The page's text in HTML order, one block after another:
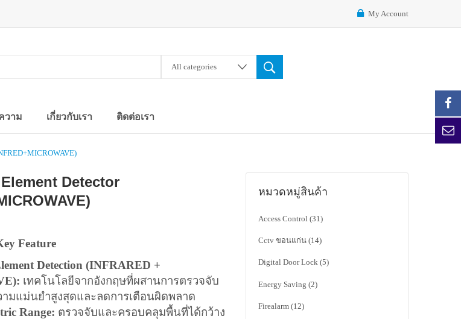
My Account
All categories
วาม เกี่ยวกับเรา ติดต่อเรา
Detector
Feature
Detection (INFRARED +
เทคโนโลยีจากอังกฤษที่ผสานการตรวจจับ
ามแม่นยำสูงสุดและลดการเตือนผิดพลาด
Range: ตรวจจับและครอบคลุมพื้นที่ได้กว้าง
หมวดหมู่สินค้า
Access Control (31)
Cctv ขอนแก่น (14)
Digital Door Lock (5)
Energy Saving (2)
Firealarm (12)